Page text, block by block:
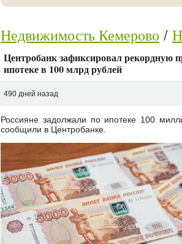
Недвижимость Кемерово
Центробанк зафиксировал рекордную
ипотеке в 100 млрд рублей
490 дней назад
Россияне задолжали по ипотеке 100
сообщили в Центробанке.